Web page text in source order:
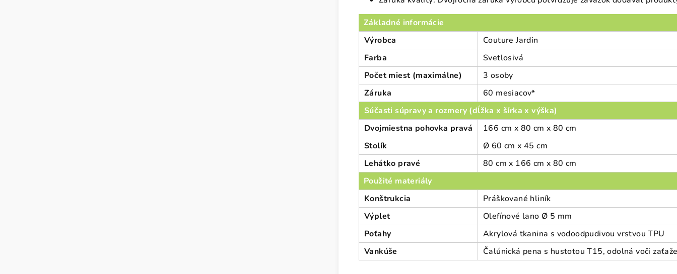
Základné informácie
Výrobca
Couture Jardin
Farba
Svetlosivá
Počet miest (maximálne)
3 osoby
Záruka
60 mesiacov*
Súčasti súpravy a rozmery (dĺžka x šírka x výška)
Dvojmiestna pohovka pravá
166 cm x 80 cm x 80 cm
Stolík
Ø 60 cm x 45 cm
Lehátko pravé
80 cm x 166 cm x 80 cm
Použité materiály
Konštrukcia
Práškované hliník
Výplet
Olefínové lano Ø 5 mm
Poťahy
Akrylová tkanina s vodoodpudivou vrstvou TPU
Vankúše
Čalúnická pena s hustotou T15, odolná voči